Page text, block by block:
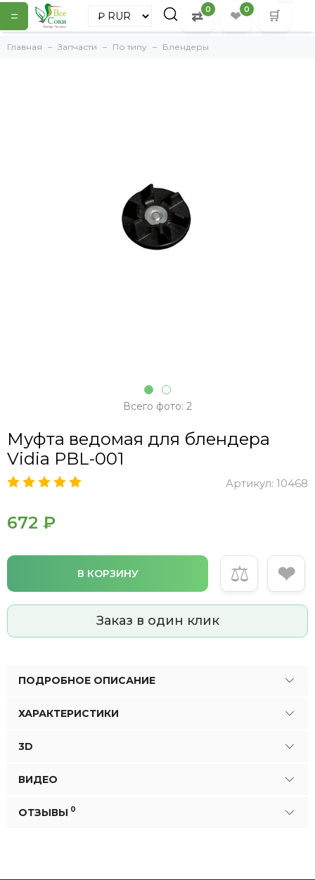
= ⇄ 0 ❤ 0 🛒
Главная Запчасти По типу Блендеры
Всего фото: 2
Муфта ведомая для блендера
Vidia PBL-001
Артикул: 10468
672 ₽
В КОРЗИНУ ⚖ ❤
Заказ в один клик
ПОДРОБНОЕ ОПИСАНИЕ
ХАРАКТЕРИСТИКИ
3D
ВИДЕО
ОТЗЫВЫ 0